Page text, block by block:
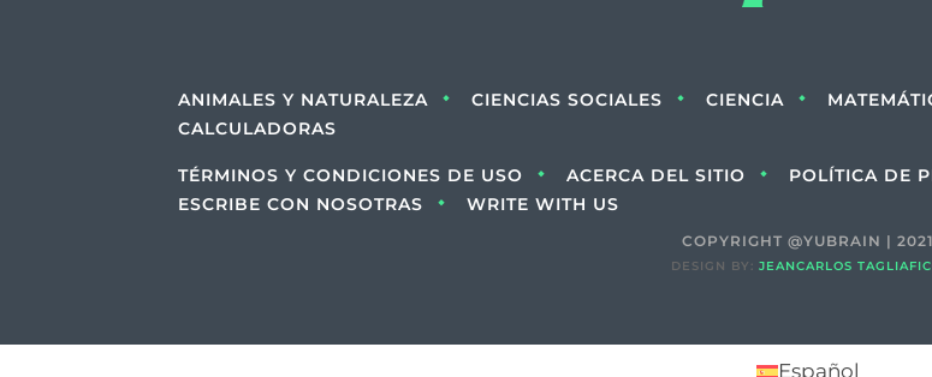
ANIMALES Y NATURALEZA CIENCIAS SOCIALES CIENCIA
CALCULADORAS
TÉRMINOS Y CONDICIONES DE USO ACERCA DEL SITIO POLÍTICA DE
ESCRIBE CON NOSOTRAS
WRITE WITH US
COPYRIGHT @YUBRAIN | 2021
DESIGN BY: JEANCARLOS
Español